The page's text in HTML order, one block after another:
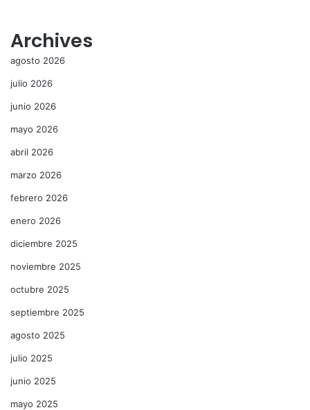
Archives
agosto 2026
julio 2026
junio 2026
mayo 2026
abril 2026
marzo 2026
febrero 2026
enero 2026
diciembre 2025
noviembre 2025
octubre 2025
septiembre 2025
agosto 2025
julio 2025
junio 2025
mayo 2025